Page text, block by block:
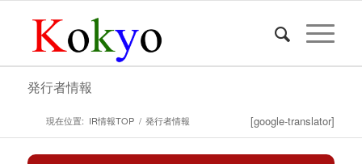
発行者情報
[google-translator]
現在位置: IR情報TOP / 発行者情報